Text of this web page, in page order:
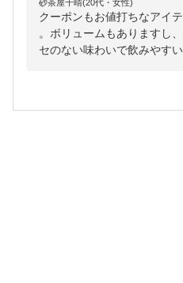
砂茶屋千晴(20代・女性)
クーポンもお値打ちなアイ
。ボリュームもありますし
セのない味わいで飲みやすい